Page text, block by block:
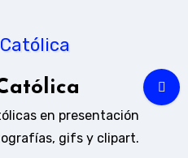
en presentación
gifs y clipart.